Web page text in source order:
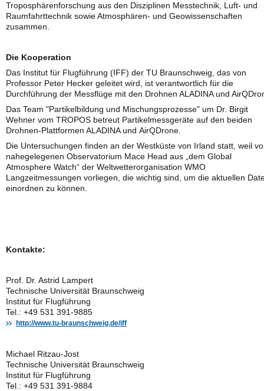
Troposphärenforschung aus den Disziplinen Messtechnik, Luft- und
Raumfahrttechnik sowie Atmosphären- und Geowissenschaften
zusammen.
Die Kooperation
Das Institut für Flugführung (IFF) der TU Braunschweig, das von
Professor Peter Hecker geleitet wird, ist verantwortlich für die
Durchführung der Messflüge mit den Drohnen ALADINA und
Das Team "Partikelbildung und Mischungsprozesse" um Dr. Birgit
Wehner vom TROPOS betreut Partikelmessgeräte auf den beiden
Drohnen-Plattformen ALADINA und AirQDrone.
Die Untersuchungen finden an der Westküste von Irland statt, weil
nahegelegenen Observatorium Mace Head aus „dem Global
Atmosphere Watch“ der Weltwetterorganisation WMO
Langzeitmessungen vorliegen, die wichtig sind, um die aktuellen
einordnen zu können.
Kontakte:
Prof. Dr. Astrid Lampert
Technische Universität Braunschweig
Institut für Flugführung
Tel.: +49 531 391-9885
http://www.tu-braunschweig.de/iff
Michael Ritzau-Jost
Technische Universität Braunschweig
Institut für Flugführung
Tel.: +49 531 391-9884